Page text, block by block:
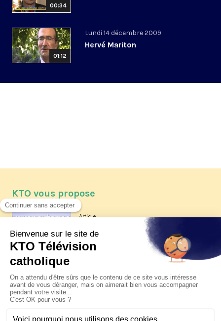
00:34
01:12
Lundi 14 décembre 2009
Hervé Mariton
KTO vous propose
Article
Les reportages d'été 2026 de KTO
La visite pastorale du pape Léon
XIV à Assise à suivre sur KTO le
jeudi 6 août